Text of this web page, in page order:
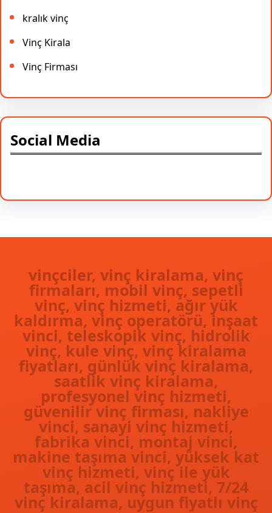
kralık vinç
Vinç Kirala
Vinç Firması
Social Media
vinçciler, vinç kiralama, vinç
firmaları, mobil vinç, sepetli
vinç, vinç hizmeti, ağır yük
kaldırma, vinç operatörü, inşaat
vinci, teleskopik vinç, hidrolik
vinç, kule vinç, vinç kiralama
fiyatları, günlük vinç kiralama,
saatlik vinç kiralama,
profesyonel vinç hizmeti,
güvenilir vinç firması, nakliye
vinci, sanayi vinç hizmeti,
fabrika vinci, montaj vinci,
makine taşıma vinci, yüksek kat
vinç hizmeti, vinç ile yük
taşıma, acil vinç hizmeti, 7/24
vinç kiralama, uygun fiyatlı vinç